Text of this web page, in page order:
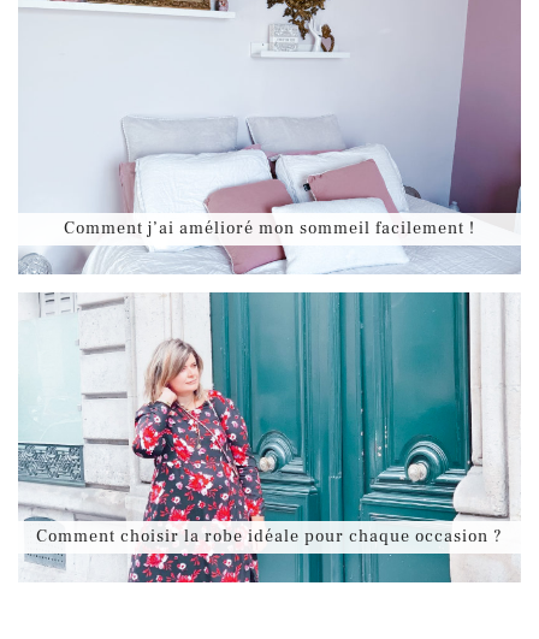
Comment j’ai amélioré mon sommeil facilement !
Comment choisir la robe idéale pour chaque occasion ?